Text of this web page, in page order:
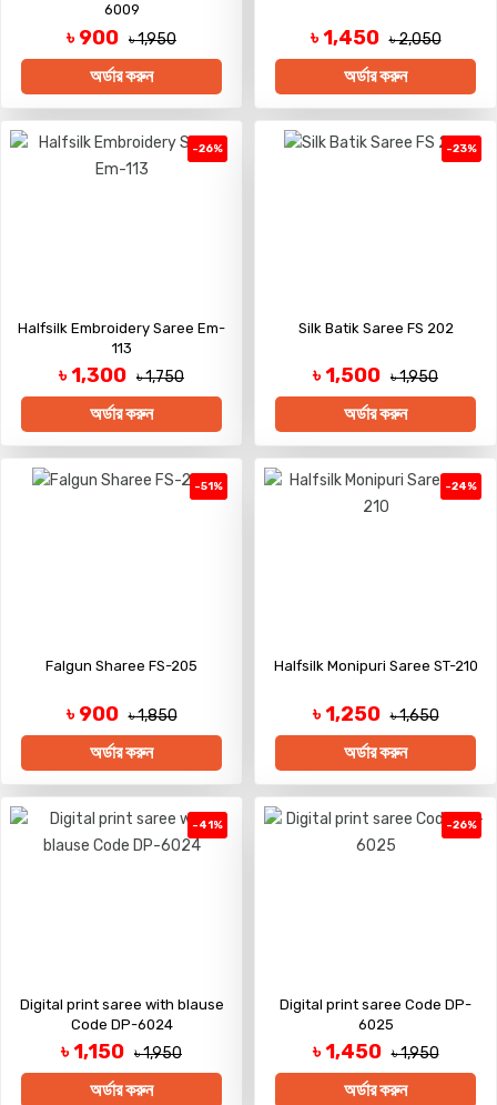
6009
৳ 900 ৳ 1,950
অর্ডার করুন
৳ 1,450 ৳ 2,050
অর্ডার করুন
-26%
Halfsilk Embroidery Saree Em-
113
৳ 1,300 ৳ 1,750
অর্ডার করুন
-23%
Silk Batik Saree FS 202
৳ 1,500 ৳ 1,950
অর্ডার করুন
-51%
Falgun Sharee FS-205
৳ 900 ৳ 1,850
অর্ডার করুন
-24%
Halfsilk Monipuri Saree ST-210
৳ 1,250 ৳ 1,650
অর্ডার করুন
-41%
Digital print saree with blause
Code DP-6024
৳ 1,150 ৳ 1,950
অর্ডার করুন
-26%
Digital print saree Code DP-
6025
৳ 1,450 ৳ 1,950
অর্ডার করুন